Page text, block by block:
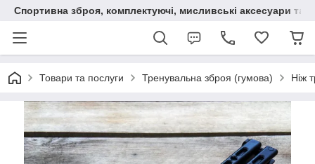
Спортивна зброя, комплектуючі, мисливські аксесуари та
Товари та послуги Тренувальна зброя (гумова) Ніж